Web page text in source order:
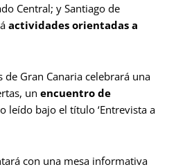
Central; y Santiago de
actividades orientadas a
de Gran Canaria celebrará una
un encuentro de
leído bajo el título ‘Entrevista a
con una mesa informativa